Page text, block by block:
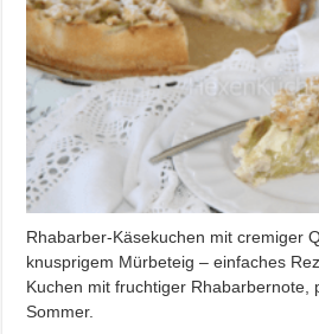
Rhabarber-Käsekuchen mit cremiger
knusprigem Mürbeteig – einfaches
Kuchen mit fruchtiger Rhabarbernote,
Sommer.